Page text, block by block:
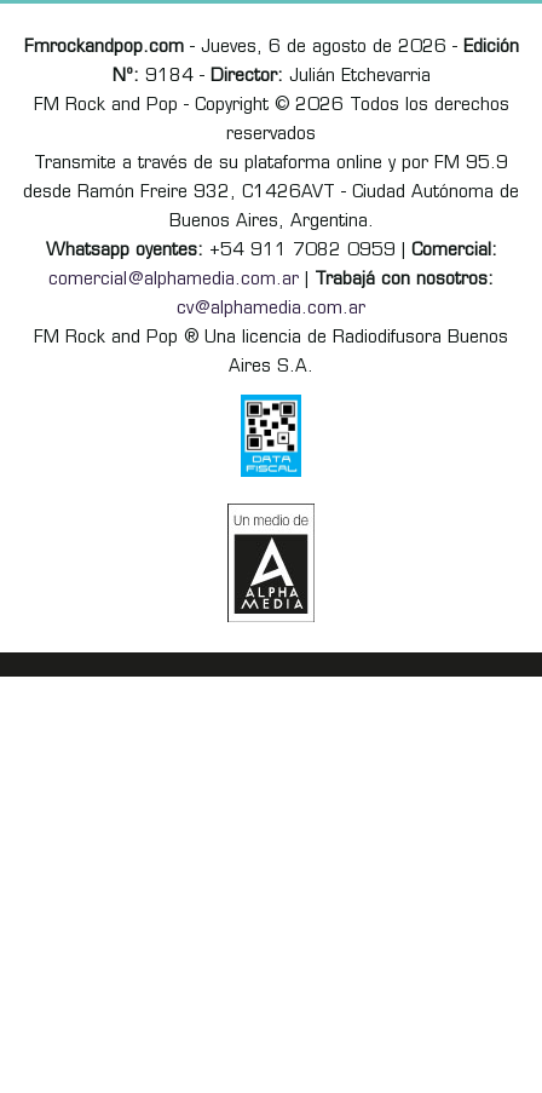
Fmrockandpop.com- Jueves, 6 de agosto de 2026 - Edición
Nº: 9184 - Director: Julián Etchevarria
FM Rock and Pop - Copyright © 2026 Todos los derechos
reservados
Transmite a través de su plataforma online y por FM 95.9
desde Ramón Freire 932, C1426AVT - Ciudad Autónoma de
Buenos Aires, Argentina.
Whatsapp oyentes: +54 911 7082 0959 | Comercial:
comercial@alphamedia.com.ar
Trabajá con nosotros:
cv@alphamedia.com.ar
FM Rock and Pop ® Una licencia de Radiodifusora Buenos
Aires S.A.